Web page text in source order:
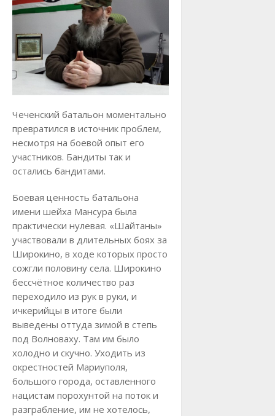
Чеченский батальон моментально
превратился в источник проблем,
несмотря на боевой опыт его
участников. Бандиты так и
остались бандитами.
Боевая ценность батальона
имени шейха Мансура была
практически нулевая. «Шайтаны»
участвовали в длительных боях за
Широкино, в ходе которых просто
сожгли половину села. Широкино
бессчётное количество раз
переходило из рук в руки, и
ичкерийцы в итоге были
выведены оттуда зимой в степь
под Волноваху. Там им было
холодно и скучно. Уходить из
окрестностей Мариуполя,
большого города, оставленного
нацистам порохунтой на поток и
разграбление, им не хотелось,